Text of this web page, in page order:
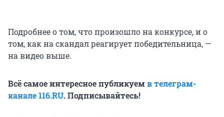
Подробнее о том, что произошло на конкурсе, и о
том, как на скандал реагирует победительница, —
на видео выше.
Всё самое интересное публикуемв телеграм-
канале 116.RU. Подписывайтесь!